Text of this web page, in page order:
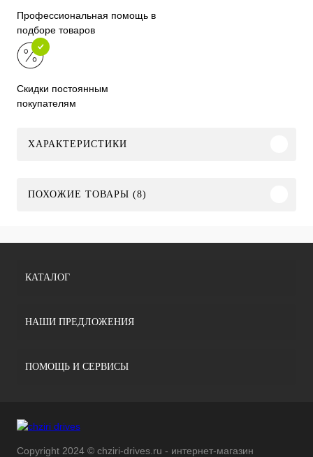
Профессиональная помощь в
подборе товаров
Скидки постоянным
покупателям
ХАРАКТЕРИСТИКИ
ПОХОЖИЕ ТОВАРЫ (8)
КАТАЛОГ
НАШИ ПРЕДЛОЖЕНИЯ
ПОМОЩЬ И СЕРВИСЫ
Copyright 2024 © chziri-drives.ru - интернет-магазин